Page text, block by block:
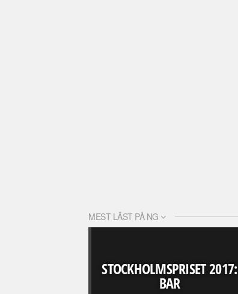
MEST LÄST PÅ NG
STOCKHOLMSPRISET 2017:
BAR